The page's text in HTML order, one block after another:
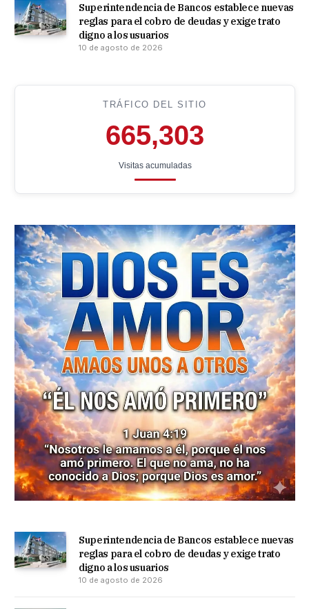
Superintendencia de Bancos establece nuevas
reglas para el cobro de deudas y exige trato
digno a los usuarios
10 de agosto de 2026
TRÁFICO DEL SITIO
665,303
Visitas acumuladas
Superintendencia de Bancos establece nuevas
reglas para el cobro de deudas y exige trato
digno a los usuarios
10 de agosto de 2026